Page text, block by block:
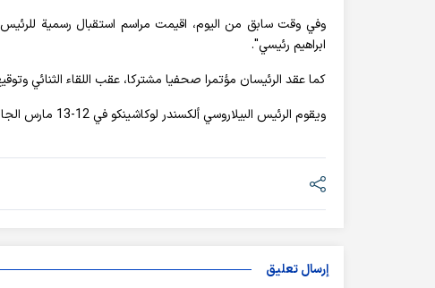
وفي وقت سابق من اليوم، اقيمت مراسم استقبال رسمية للرئيس
ابراهيم رئيسي".
كما عقد الرئيسان مؤتمرا صحفيا مشتركا، عقب اللقاء الثنائي وتوقيع خارطة للتعاون و7 مذكرات
ويقوم الرئيس البيلاروسي ألكسندر لوكاشينكو في 12-13 مارس الجاري بزيارة رسمية إلى طهران.
إرسال تعليق